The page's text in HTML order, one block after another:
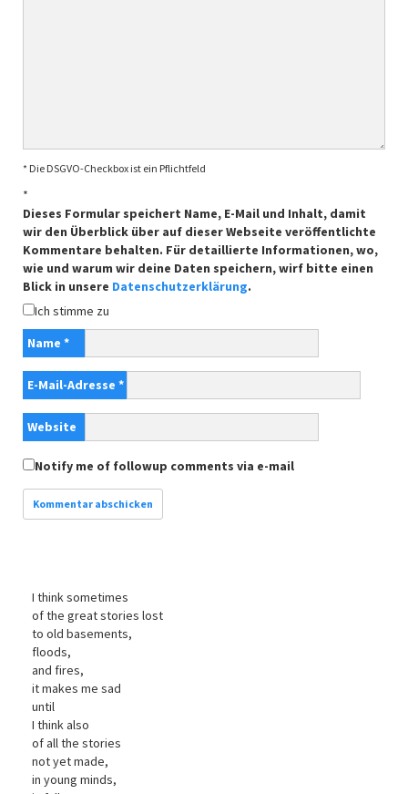
* Die DSGVO-Checkbox ist ein Pflichtfeld
*
Dieses Formular speichert Name, E-Mail und Inhalt, damit
wir den Überblick über auf dieser Webseite veröffentlichte
Kommentare behalten. Für detaillierte Informationen, wo,
wie und warum wir deine Daten speichern, wirf bitte einen
Blick in unsere Datenschutzerklärung.
Ich stimme zu
Name *
E-Mail-Adresse *
Website
Notify me of followup comments via e-mail
I think sometimes
of the great stories lost
to old basements,
floods,
and fires,
it makes me sad
until
I think also
of all the stories
not yet made,
in young minds,